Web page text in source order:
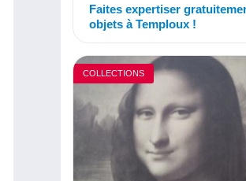
Faites expertiser
objets à Temploux !
COLLECTIONS